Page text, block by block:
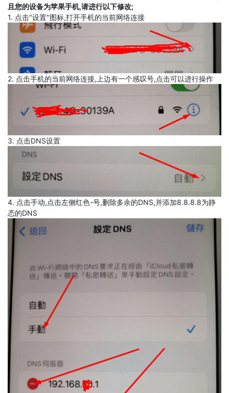
且您的设备为苹果手机,请进行以下修改;
1. 点击"设置"图标,打开手机的当前网络连接
2. 点击手机的当前网络连接,上边有一个感叹号,点击可以进行操作
3. 点击DNS设置
4. 点击手动,点击左侧红色-号,删除多余的DNS,并添加8.8.8.8为静
态的DNS